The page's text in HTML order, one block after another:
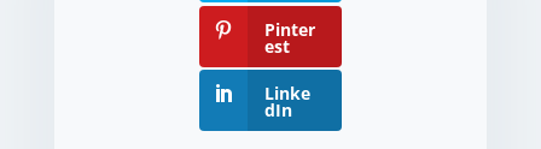
Pinter
est
Linke
dIn